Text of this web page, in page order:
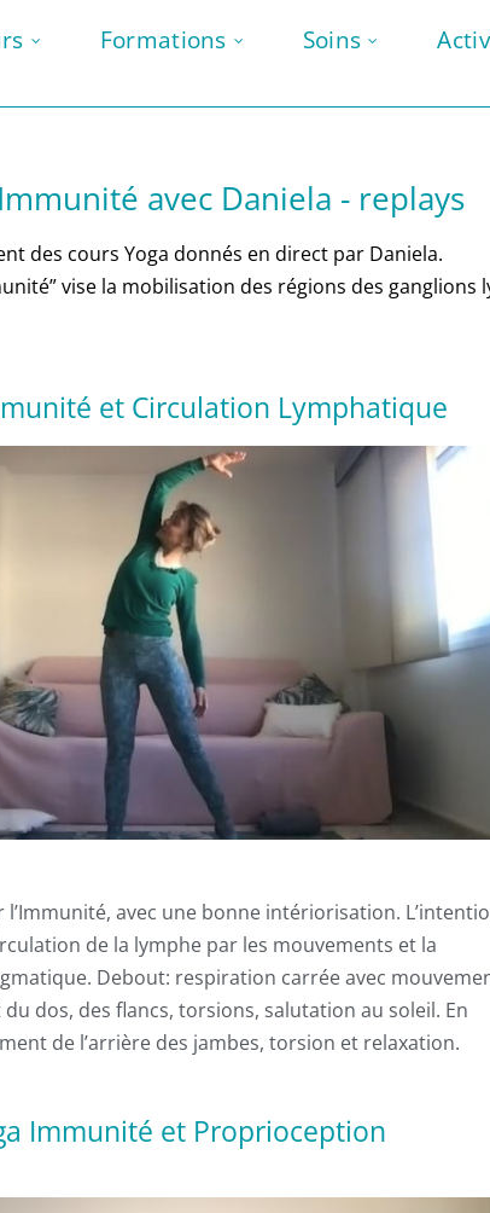
Formations Soins
avec Daniela - replays
des cours Yoga donnés en direct par Daniela.
vise la mobilisation des régions des
et Circulation Lymphatique
l’Immunité, avec une bonne intériorisation.
de la lymphe par les mouvements et la
Debout: respiration carrée avec
dos, des flancs, torsions, salutation au soleil. En
de l’arrière des jambes, torsion et relaxation.
Immunité et Proprioception